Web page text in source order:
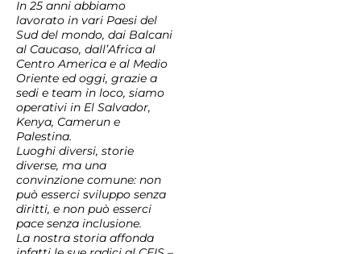
In 25 anni abbiamo
lavorato in vari Paesi del
Sud del mondo, dai Balcani
al Caucaso, dall’Africa al
Centro America e al Medio
Oriente ed oggi, grazie a
sedi e team in loco, siamo
operativi in El Salvador,
Kenya, Camerun e
Palestina.
Luoghi diversi, storie
diverse, ma una
convinzione comune: non
può esserci sviluppo senza
diritti, e non può esserci
pace senza inclusione.
La nostra storia affonda